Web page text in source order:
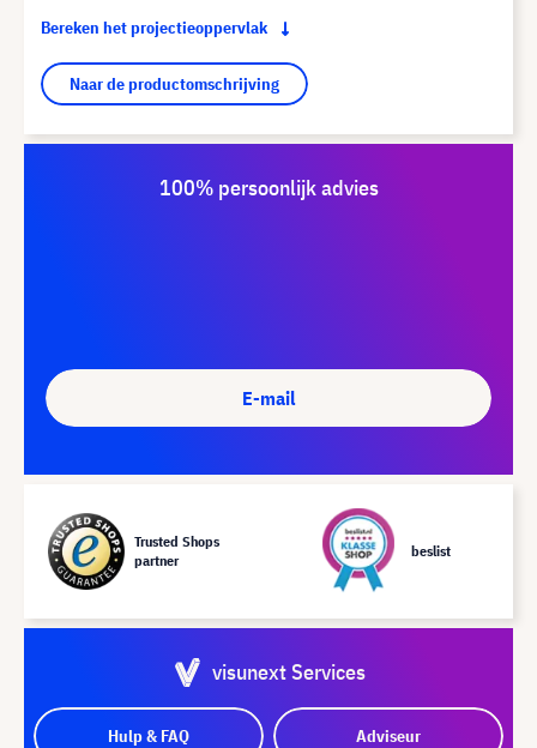
Bereken het projectieoppervlak
Naar de productomschrijving
100% persoonlijk advies
E-mail
Trusted Shops
partner
beslist
visunext Services
Hulp & FAQ Adviseur